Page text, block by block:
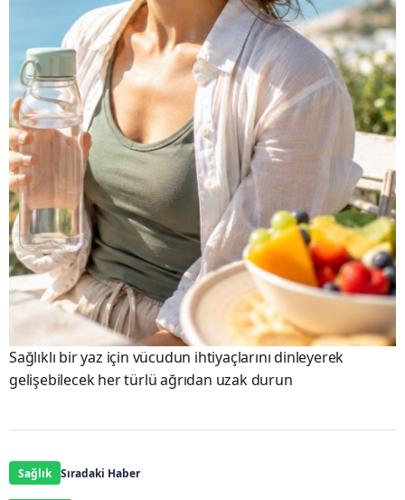
Sağlıklı bir yaz için vücudun ihtiyaçlarını dinleyerek
gelişebilecek her türlü ağrıdan uzak durun
Sağlık Sıradaki Haber